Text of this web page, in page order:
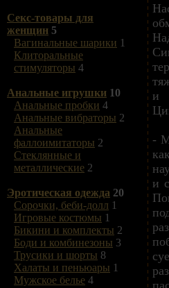
Секс-товары для
женщин 5
Вагинальные шарики 1
Клиторальные
стимуляторы 4
Анальные игрушки 10
Анальные пробки 4
Анальные вибраторы 2
Анальные
фаллоимитаторы 2
Стеклянные и
металлические 2
Эротическая одежда 20
Сорочки, беби-долл 1
Игровые костюмы 1
Бикини и комплекты 2
Боди и комбинезоны 3
Трусики и шорты 8
Халаты и пеньюары 1
Мужское белье 4
и
-
и